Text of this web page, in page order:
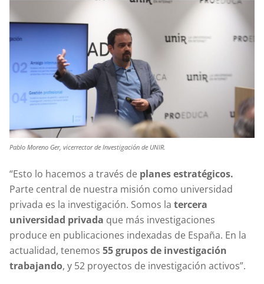
Pablo Moreno Ger, vicerrector de Investigación de UNIR.
“Esto lo hacemos a través de planes estratégicos.
Parte central de nuestra misión como universidad
privada es la investigación. Somos la tercera
universidad privada que más investigaciones
produce en publicaciones indexadas de España. En la
actualidad, tenemos 55 grupos de investigación
trabajando, y 52 proyectos de investigación activos”.